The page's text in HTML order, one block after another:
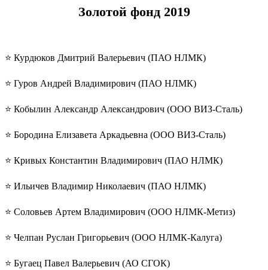
Золотой фонд 2019
⭐️ Курдюков Дмитрий Валерьевич (ПАО НЛМК)
⭐️ Гуров Андрей Владимирович (ПАО НЛМК)
⭐️ Кобылин Александр Александрович (ООО ВИЗ-Сталь)
⭐️ Бородина Елизавета Аркадьевна (ООО ВИЗ-Сталь)
⭐️ Кривых Константин Владимирович (ПАО НЛМК)
⭐️ Ильичев Владимир Николаевич (ПАО НЛМК)
⭐️ Соловьев Артем Владимирович (ООО НЛМК-Метиз)
⭐️ Челпан Руслан Григорьевич (ООО НЛМК-Калуга)
⭐️ Бугаец Павел Валерьевич (АО СГОК)